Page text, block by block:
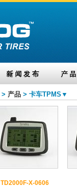
> 产品 > 卡车TPMS▼
TD2000F-X-0606